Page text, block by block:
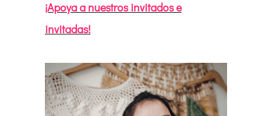
¡Apoya a nuestros invitados e
invitadas!